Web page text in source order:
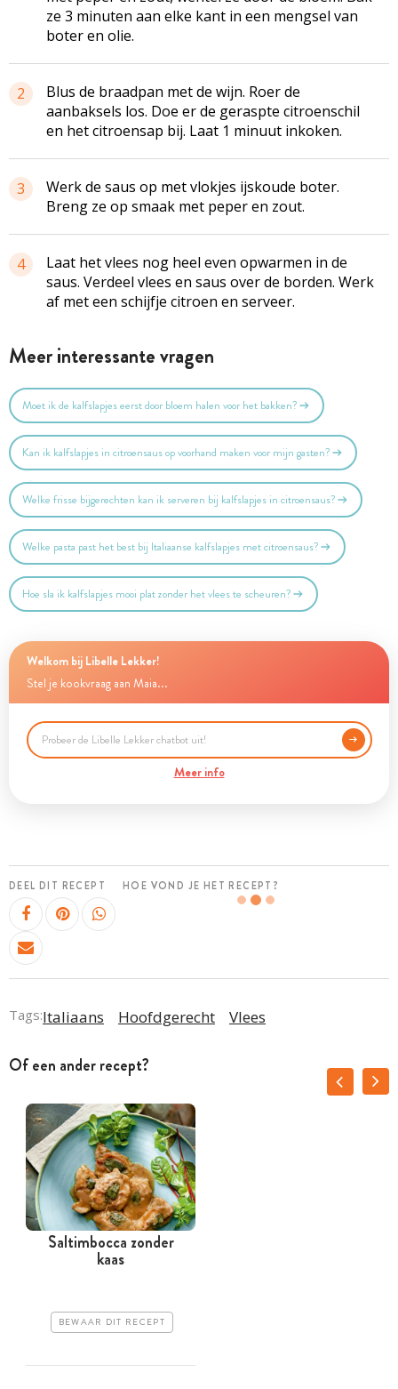
ze 3 minuten aan elke kant in een mengsel van
boter en olie.
2
Blus de braadpan met de wijn. Roer de
aanbaksels los. Doe er de geraspte citroenschil
en het citroensap bij. Laat 1 minuut inkoken.
3
Werk de saus op met vlokjes ijskoude boter.
Breng ze op smaak met peper en zout.
4
Laat het vlees nog heel even opwarmen in de
saus. Verdeel vlees en saus over de borden. Werk
af met een schijfje citroen en serveer.
Meer interessante vragen
Moet ik de kalfslapjes eerst door bloem halen voor het bakken?
Kan ik kalfslapjes in citroensaus op voorhand maken voor mijn gasten?
Welke frisse bijgerechten kan ik serveren bij kalfslapjes in citroensaus?
Welke pasta past het best bij Italiaanse kalfslapjes met citroensaus?
Hoe sla ik kalfslapjes mooi plat zonder het vlees te scheuren?
Welkom bij Libelle Lekker!
Stel je kookvraag aan Maia...
Meer info
DEEL DIT RECEPT HOE VOND JE HET RECEPT?
Tags:Italiaans Hoofdgerecht Vlees
Of een ander recept?
Saltimbocca zonder
kaas
BEWAAR DIT RECEPT